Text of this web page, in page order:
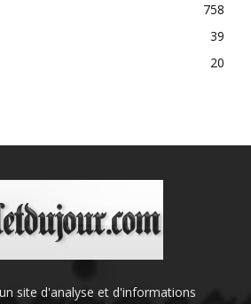
758
39
20
site d'analyse et d'informations